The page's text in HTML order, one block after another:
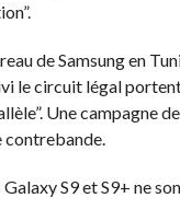
de Samsung en
le circuit légal
Une campagne
contrebande.
S9 et S9+ ne